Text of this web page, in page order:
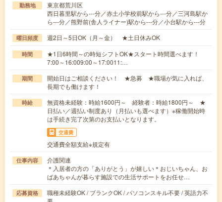
勤務地
東京都荒川区
西日暮里駅から---分／赤土小学校前駅から---分／三河島駅か
ら---分／熊野前(舎人ライナー)駅から---分／小台駅から---分
曜日頻度 週2日～5日OK（月～金） ★土日休みOK
時間
★1日6時間～の時短シフトOK★スタート時間選べます！
7:00～16:009:00～17:0011:…
期間
開始日はご相談ください！ ★急募 ★職場が気に入れば、
長期でも働けます！
時給
無資格未経験：時給1600円～ 経験者：時給1800円～ ★
日払い／週払い制度あり（月払いも選べます）※稼働開始時
は手続き完了次第のお支払いとなります。
交通費
交通費全額支給※規定有
仕事内容
介護関連
＊入居者の方の「ありがとう」が嬉しい＊おじいちゃん、お
ばあちゃんが暮らす施設での生活サポートをお任せ…
応募資格
職種未経験OK / ブランクOK / パソコンスキル不要 / 英語力不